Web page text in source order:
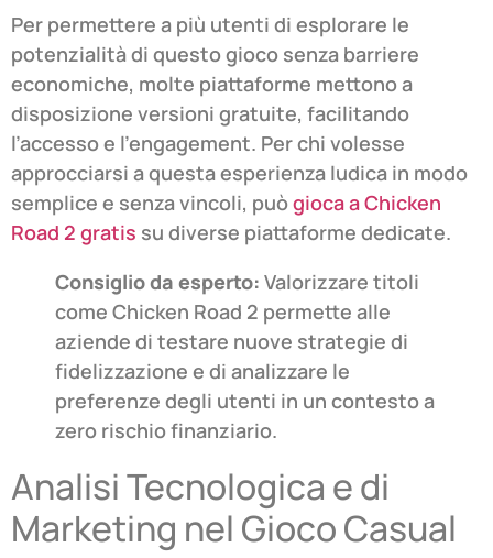
Per permettere a più utenti di esplorare le
potenzialità di questo gioco senza barriere
economiche, molte piattaforme mettono a
disposizione versioni gratuite, facilitando
l’accesso e l’engagement. Per chi volesse
approcciarsi a questa esperienza ludica in modo
semplice e senza vincoli, puògioca a Chicken
Road 2 gratis su diverse piattaforme dedicate.
Consiglio da esperto: Valorizzare titoli
come Chicken Road 2 permette alle
aziende di testare nuove strategie di
fidelizzazione e di analizzare le
preferenze degli utenti in un contesto a
zero rischio finanziario.
Analisi Tecnologica e di
Marketing nel Gioco Casual